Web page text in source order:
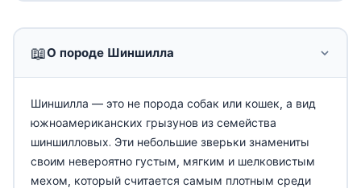
📖О породе Шиншилла
Шиншилла — это не порода собак или кошек, а вид
южноамериканских грызунов из семейства
шиншилловых. Эти небольшие зверьки знамениты
своим невероятно густым, мягким и шелковистым
мехом, который считается самым плотным среди